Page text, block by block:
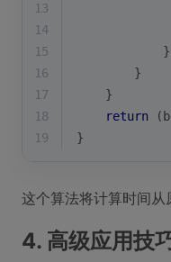
13
14
15
            }
16
        }
17
    }
18
return
19
}
这个算法将计算时间
4. 高级应用技